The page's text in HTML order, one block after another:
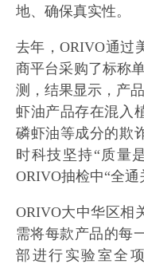
地、确保真实性‌。
去年，ORIVO通过
商平台采购了标称
测，结果显示，产
虾油产品存在混入
磷虾油等成分的欺
时科技坚持“质量
ORIVO抽检中“全通
ORIVO大中华区相
需将每款产品的每
部进行实验室全